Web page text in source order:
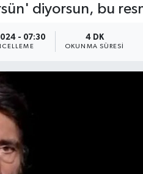
diyorsun, bu
- 07:30 4 DK
OKUNMA SÜRESI